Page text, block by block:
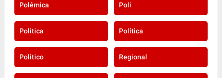
Polêmica Poli
Politica Política
Politico Regional